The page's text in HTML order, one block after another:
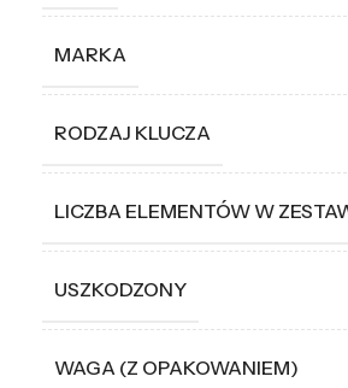
MARKA
RODZAJ KLUCZA
LICZBA ELEMENTÓW W
USZKODZONY
WAGA (Z OPAKOWANIEM)